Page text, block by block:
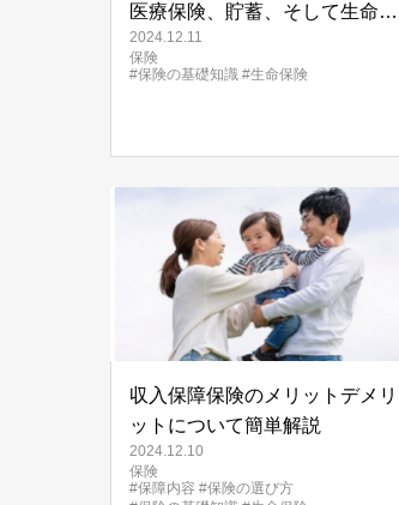
医療保険、貯蓄、そして生命保
険
2024.12.11
保険
#保険の基礎知識 #生命保険
収入保障保険のメリットデメリ
ットについて簡単解説
2024.12.10
保険
#保障内容 #保険の選び方